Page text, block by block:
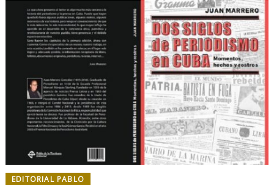
EDITORIAL PABLO